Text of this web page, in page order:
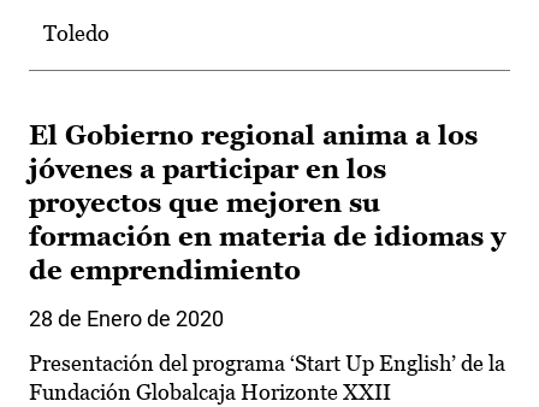
Toledo
El Gobierno regional anima a los
jóvenes a participar en los
proyectos que mejoren su
formación en materia de idiomas y
de emprendimiento
28 de Enero de 2020
Presentación del programa ‘Start Up English’ de la
Fundación Globalcaja Horizonte XXII